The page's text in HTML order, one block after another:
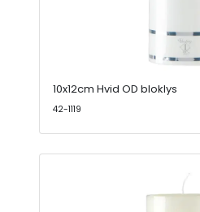
10x12cm Hvid OD bloklys
42-1119